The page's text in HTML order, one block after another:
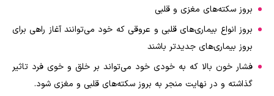
بروز سکته‌های مغزی و قلبی
بروز انواع بیماری‌های قلبی و عروقی که خود می‌توانند آغاز راهی برای
بروز بیماری‌های جدیدتر باشند
فشار خون بالا که به خودی خود می‌تواند بر خلق و خوی فرد تاثیر
گذاشته و در نهایت منجر به بروز سکته‌های قلبی و مغزی شود.